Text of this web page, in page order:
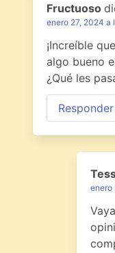
Fructuoso
enero 27, 2024 a
¡Increíble
algo bueno
¿Qué les
Responder
enero